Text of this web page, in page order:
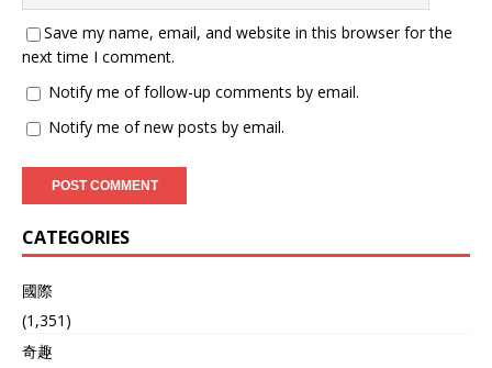
Save my name, email, and website in this browser for the
next time I comment.
Notify me of follow-up comments by email.
Notify me of new posts by email.
CATEGORIES
國際
(1,351)
奇趣